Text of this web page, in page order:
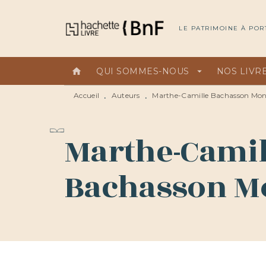
MENU RECHERCHE
LE PATRIMOINE À
home QUI SOMMES-NOUS arrow_drop_down NOS
Accueil • Auteurs • Marthe-Camille Bachasson
Marthe-
Bachasson